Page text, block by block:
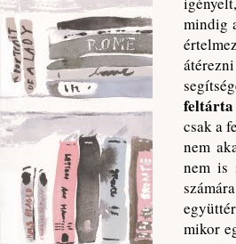
mindig
csak a
nem
nem is
mikor